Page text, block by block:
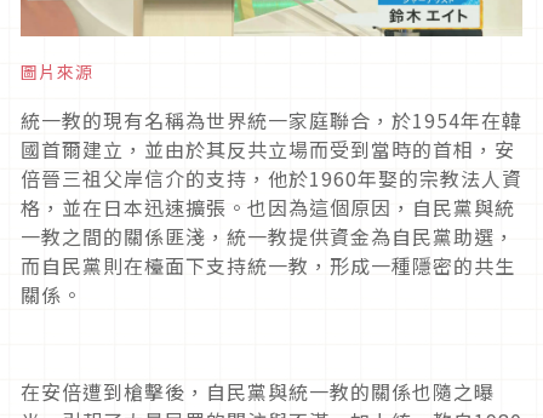
圖片來源
統一教的現有名稱為世界統一家庭聯合，於1954年在韓
國首爾建立，並由於其反共立場而受到當時的首相，安
倍晉三祖父岸信介的支持，他於1960年娶的宗教法人資
格，並在日本迅速擴張。也因為這個原因，自民黨與統
一教之間的關係匪淺，統一教提供資金為自民黨助選，
而自民黨則在檯面下支持統一教，形成一種隱密的共生
關係。
在安倍遭到槍擊後，自民黨與統一教的關係也隨之曝